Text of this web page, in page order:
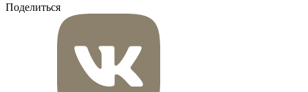
Поделиться